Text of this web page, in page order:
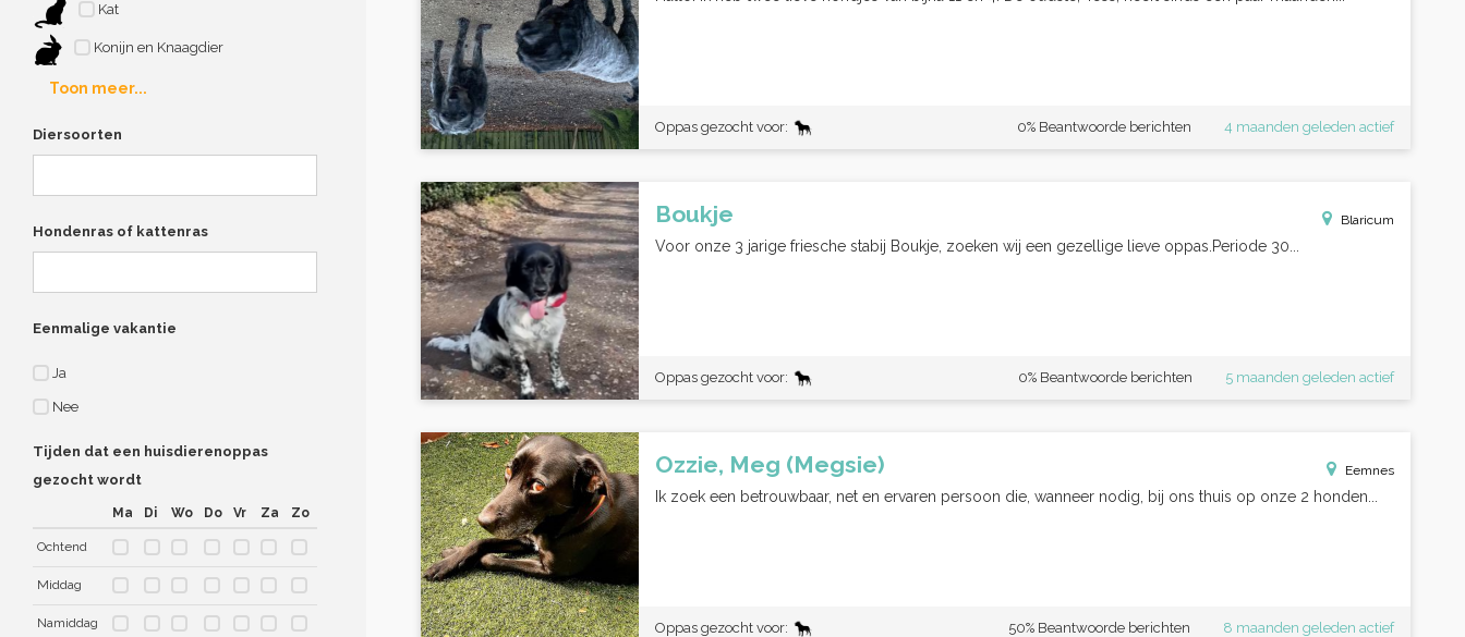
Kat
Konijn en Knaagdier
Toon meer...
Diersoorten
Hondenras of kattenras
Eenmalige vakantie
Ja
Nee
Tijden dat een huisdierenoppas
gezocht wordt
Ma Di Wo Do Vr Za Zo
Ochtend
Middag
Namiddag
Oppas gezocht voor: 4 maanden geleden actief
0% Beantwoorde berichten
Boukje Blaricum
Voor onze 3 jarige friesche stabij Boukje, zoeken wij een gezellige lieve oppas.Periode 30...
Oppas gezocht voor: 5 maanden geleden actief
0% Beantwoorde berichten
Ozzie, Meg (Megsie) Eemnes
Ik zoek een betrouwbaar, net en ervaren persoon die, wanneer nodig, bij ons thuis op onze 2 honden...
Oppas gezocht voor: 8 maanden geleden actief
50% Beantwoorde berichten